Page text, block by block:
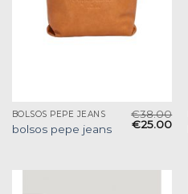
BOLSOS PEPE JEANS
bolsos pepe jeans
€38.00
€25.00